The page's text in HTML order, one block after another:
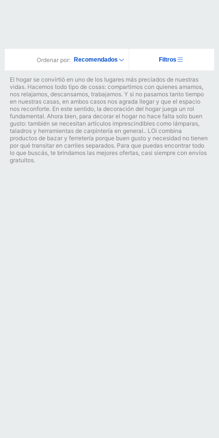
Ordenar por: Recomendados Filtros
El hogar se convirtió en uno de los lugares más preciados de nuestras
vidas. Hacemos todo tipo de cosas: compartimos con quienes amamos,
nos relajamos, descansamos, trabajamos. Y si no pasamos tanto tiempo
en nuestras casas, en ambos casos nos agrada llegar y que el espacio
nos reconforte. En este sentido, la decoración del hogar juega un rol
fundamental. Ahora bien, para decorar el hogar no hace falta solo buen
gusto: también se necesitan artículos imprescindibles como lámparas,
taladros y herramientas de carpintería en general.. LOi combina
productos de bazar y ferretería porque buen gusto y necesidad no tienen
por qué transitar en carriles separados. Para que puedas encontrar todo
lo que buscás, te brindamos las mejores ofertas, casi siempre con envíos
gratuitos.